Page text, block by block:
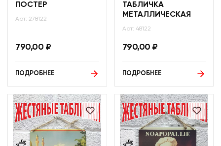
ПОСТЕР
Арт: 278122
790,00 ₽
ПОДРОБНЕЕ
ТАБЛИЧКА
МЕТАЛЛИЧЕСКАЯ
Арт: 48122
790,00 ₽
ПОДРОБНЕЕ